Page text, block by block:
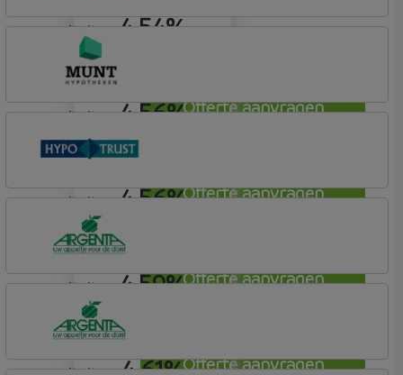
4,54%
Offerte aanvragen
annuiteit
4,56%
Offerte aanvragen
Argenta
Hypotheek
annuiteit
4,56%
Offerte aanvragen
annuiteit
4,59%
Offerte aanvragen
Conneqt vh HypoTrust
Vrij Leven Hypotheek
annuiteit
Argenta
Hypotheek